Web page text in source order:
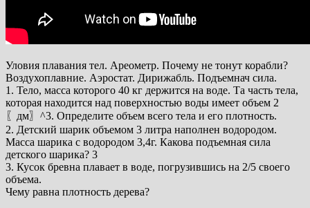
Уловия плавания тел. Ареометр. Почему не тонут корабли?
Воздухоплавние. Аэростат. Дирижабль. Подъемнач сила.
1. Тело, масса которого 40 кг держится на воде. Та часть тела,
которая находится над поверхностью воды имеет объем 2
〖дм〗^3. Определите объем всего тела и его плотность.
2. Детский шарик объемом 3 литра наполнен водородом.
Масса шарика с водородом 3,4г. Какова подъемная сила
детского шарика? 3
3. Кусок бревна плавает в воде, погрузившись на 2/5 своего
объема.
Чему равна плотность дерева?